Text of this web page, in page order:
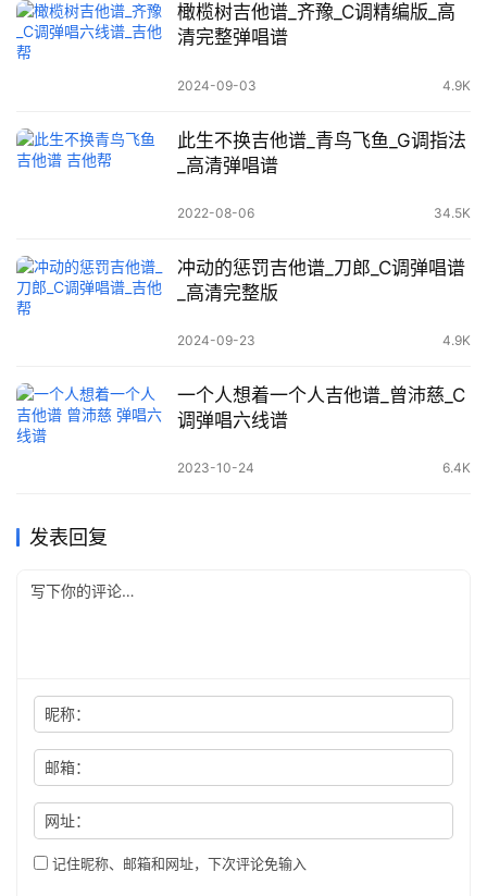
橄榄树吉他谱_齐豫_C调精编版_高
清完整弹唱谱
2024-09-03 4.9K
此生不换吉他谱_青鸟飞鱼_G调指法
_高清弹唱谱
2022-08-06 34.5K
冲动的惩罚吉他谱_刀郎_C调弹唱谱
_高清完整版
2024-09-23 4.9K
一个人想着一个人吉他谱_曾沛慈_C
调弹唱六线谱
2023-10-24 6.4K
发表回复
昵称：
邮箱：
网址：
记住昵称、邮箱和网址，下次评论免输入